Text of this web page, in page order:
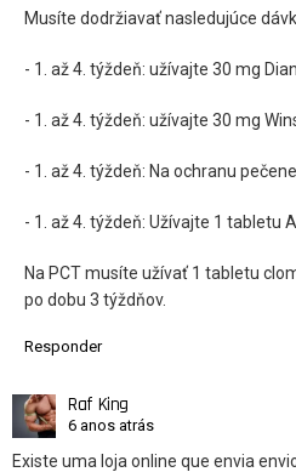
Musíte dodržiavať nasledujúce
- 1. až 4. týždeň: užívajte 30 mg
- 1. až 4. týždeň: užívajte 30 mg
- 1. až 4. týždeň: Na ochranu
- 1. až 4. týždeň: Užívajte 1 tabletu
Na PCT musíte užívať 1 tabletu
po dobu 3 týždňov.
Responder
Raf King
6 anos atrás
Existe uma loja online que envia